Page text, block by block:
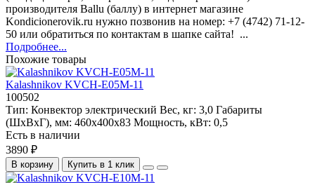
производителя Ballu (баллу) в интернет магазине
Kondicionerovik.ru нужно позвонив на номер: +7 (4742) 71-12-
50 или обратиться по контактам в шапке сайта! ...
Подробнее...
Похожие товары
Kalashnikov KVCH-E05M-11
100502
Тип: Конвектор электрический Вес, кг: 3,0 Габариты
(ШхВхГ), мм: 460х400х83 Мощность, кВт: 0,5
Есть в наличии
3890 ₽
В корзину Купить в 1 клик